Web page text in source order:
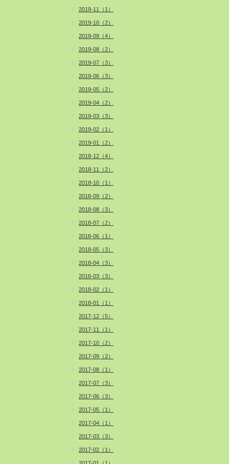
2019-11（1）
2019-10（2）
2019-09（4）
2019-08（2）
2019-07（3）
2019-06（3）
2019-05（2）
2019-04（2）
2019-03（3）
2019-02（1）
2019-01（2）
2018-12（4）
2018-11（2）
2018-10（1）
2018-09（2）
2018-08（3）
2018-07（2）
2018-06（1）
2018-05（3）
2018-04（3）
2018-03（3）
2018-02（1）
2018-01（1）
2017-12（5）
2017-11（1）
2017-10（2）
2017-09（2）
2017-08（1）
2017-07（3）
2017-06（3）
2017-05（1）
2017-04（1）
2017-03（3）
2017-02（1）